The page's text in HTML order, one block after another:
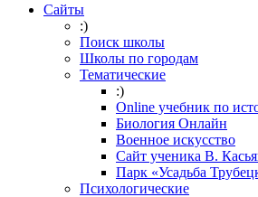
Сайты
:)
Поиск школы
Школы по городам
Тематические
:)
Online учебник по
Биология Онлайн
Военное искусство
Cайт ученика В.
Парк «Усадьба
Психологические